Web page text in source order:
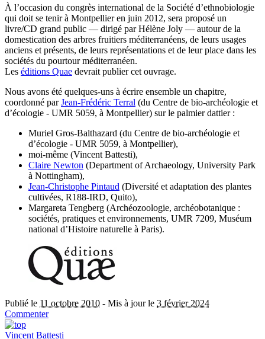
À l’occasion du congrès international de la Société d’ethnobiologie
qui doit se tenir à Montpellier en juin 2012, sera proposé un
livre/CD grand public — dirigé par Hélène Joly — autour de la
domestication des arbres fruitiers méditerranéens, de leurs usages
anciens et présents, de leurs représentations et de leur place dans les
sociétés du pourtour méditerranéen.
Les éditions Quae devrait publier cet ouvrage.
Nous avons été quelques-uns à écrire ensemble un chapitre,
coordonné parJean-Frédéric Terral (du Centre de bio-archéologie et
d’écologie - UMR 5059, à Montpellier) sur le palmier dattier :
Muriel Gros-Balthazard (du Centre de bio-archéologie et
d’écologie - UMR 5059, à Montpellier),
moi-même (Vincent Battesti),
Claire Newton (Department of Archaeology, University Park
à Nottingham),
Jean-Christophe Pintaud (Diversité et adaptation des plantes
cultivées, R188-IRD, Quito),
Margareta Tengberg (Archéozoologie, archéobotanique :
sociétés, pratiques et environnements, UMR 7209, Muséum
national d’Histoire naturelle à Paris).
Publié le 11 octobre 2010 - Mis à jour le 3 février 2024
Commenter
Vincent Battesti